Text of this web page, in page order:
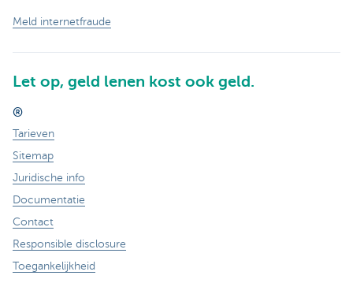
Meld internetfraude
Let op, geld lenen kost ook geld.
®
Tarieven
Sitemap
Juridische info
Documentatie
Contact
Responsible disclosure
Toegankelijkheid